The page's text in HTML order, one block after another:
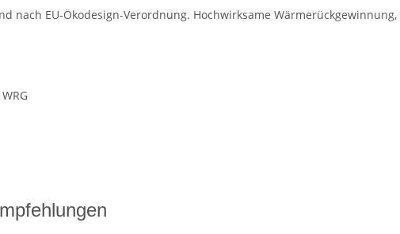
nach EU-Ökodesign-Verordnung. Hochwirksame